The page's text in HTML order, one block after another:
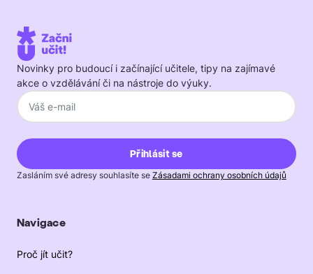
Novinky pro budoucí i začínající učitele, tipy na zajímavé
akce o vzdělávání či na nástroje do výuky.
Zasláním své adresy souhlasíte se Zásadami ochrany osobních údajů
Navigace
Proč jít učit?